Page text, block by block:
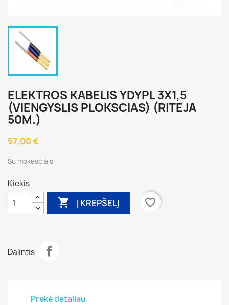
ELEKTROS KABELIS YDYPL 3X1,5
(VIENGYSLIS PLOKSCIAS) (RITEJA
50M.)
57,00 €
Su mokesčiais
Kiekis
 Į KREPŠELĮ favorite_border
Dalintis
Prekė detaliau